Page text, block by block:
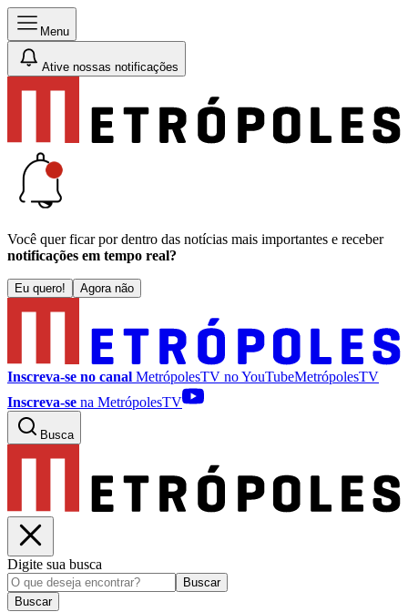
Menu
Ative nossas notificações
Você quer ficar por dentro das notícias mais importantes e receber
notificações em tempo real?
Eu quero! Agora não
Inscreva-se no canal MetrópolesTV noYouTubeMetrópolesTV
Inscreva-se na MetrópolesTV
Busca
Digite sua busca
Buscar
Buscar